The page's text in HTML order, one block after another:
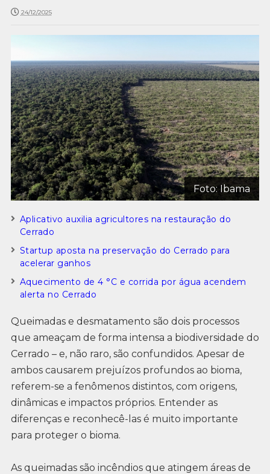
24/12/2025
Foto: Ibama
Aplicativo auxilia agricultores na restauração do
Cerrado
Startup aposta na preservação do Cerrado para
acelerar ganhos
Aquecimento de 4 °C e corrida por água acendem
alerta no Cerrado
Queimadas e desmatamento são dois processos
que ameaçam de forma intensa a biodiversidade do
Cerrado – e, não raro, são confundidos. Apesar de
ambos causarem prejuízos profundos ao bioma,
referem-se a fenômenos distintos, com origens,
dinâmicas e impactos próprios. Entender as
diferenças e reconhecê-las é muito importante
para proteger o bioma.
As queimadas são incêndios que atingem áreas de